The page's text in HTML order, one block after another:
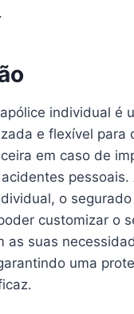
individual é
e flexível para
em caso de
pessoais.
o
customizar o
as suas
uma